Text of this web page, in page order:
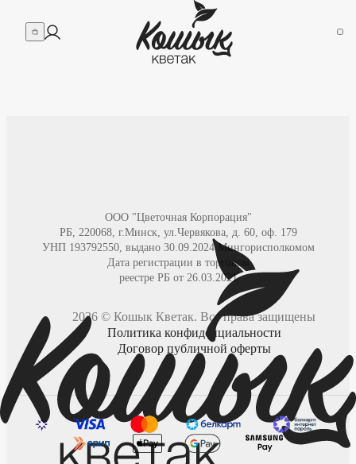
2026 © Кошык Кветак. Все права защищены
Политика конфиденциальности
Договор публичной оферты
ООО "Цветочная Корпорация"
РБ, 220068, г.Минск, ул.Червякова, д. 60, оф. 179
УНП 193792550, выдано 30.09.2024 Мингорисполкомом
Дата регистрации в торговом
реестре РБ от 26.03.2021